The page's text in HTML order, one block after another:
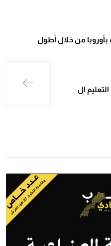
بأوروبا من خلال أطول
ال